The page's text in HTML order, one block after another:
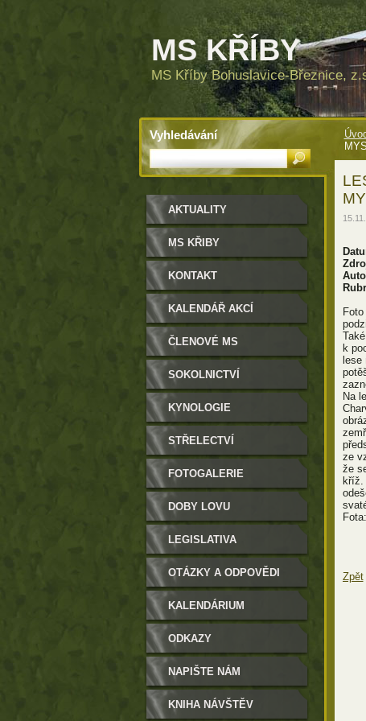
MS KŘÍBY
MS Kříby Bohuslavice-Březnice,
k
Na
ze
že
kříž.
Zpět
AKTUALITY
MS KŘIBY
KONTAKT
KALENDÁŘ AKCÍ
ČLENOVÉ MS
SOKOLNICTVÍ
KYNOLOGIE
STŘELECTVÍ
FOTOGALERIE
DOBY LOVU
LEGISLATIVA
OTÁZKY A ODPOVĚDI
KALENDÁRIUM
ODKAZY
NAPIŠTE NÁM
KNIHA NÁVŠTĚV
Vyhledávání